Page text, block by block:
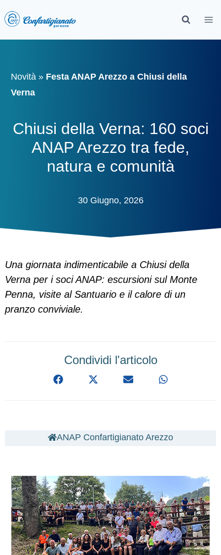
Novità » Festa ANAP Arezzo a Chiusi della
Verna
Chiusi della Verna: 160 soci
ANAP Arezzo tra fede,
natura e comunità
30 Giugno, 2026
Una giornata indimenticabile a Chiusi della
Verna per i soci ANAP: escursioni sul Monte
Penna, visite al Santuario e il calore di un
pranzo conviviale.
Condividi l'articolo
ANAP Confartigianato Arezzo